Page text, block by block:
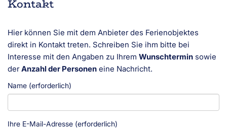
Kontakt
Hier können Sie mit dem Anbieter des Ferienobjektes
direkt in Kontakt treten. Schreiben Sie ihm bitte bei
Interesse mit den Angaben zu Ihrem Wunschtermin sowie
derAnzahl der Personen eine Nachricht.
Name (erforderlich)
Ihre E-Mail-Adresse (erforderlich)